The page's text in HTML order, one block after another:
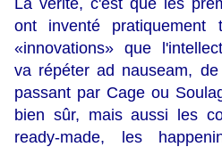
ont inventé pratiquement
«innovations» que
va répéter ad nauseam,
passant par Cage ou
bien sûr, mais aussi les
ready-made, les